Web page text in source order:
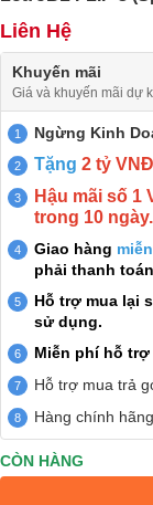
Liên Hệ
Khuyến mãi
Giá và khuyến mãi dự
Ngừng Kinh
Tặng 2 tỷ VNĐ
Hậu mãi số 1
trong 10 ngày.
Giao hàng
phải thanh
Hỗ trợ mua lại
sử dụng.
Miễn phí hỗ
Hỗ trợ mua trả
Hàng chính
CÒN HÀNG